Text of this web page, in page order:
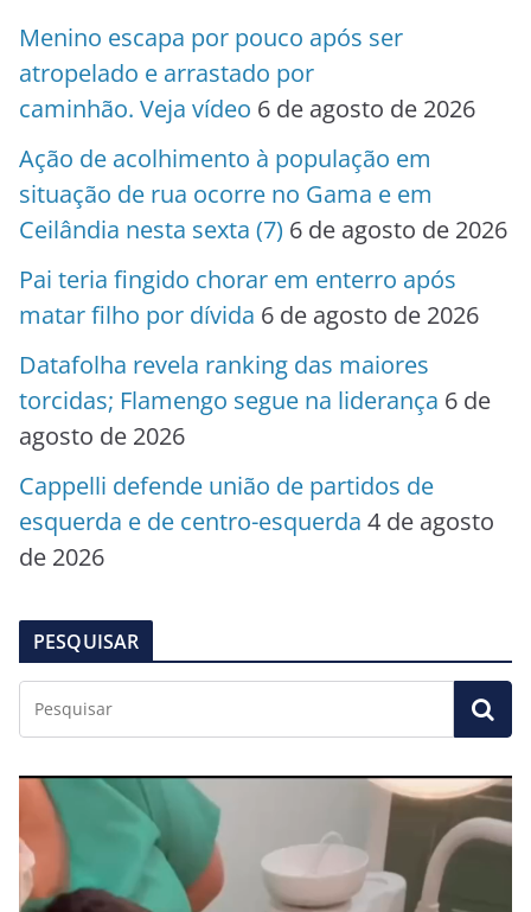
Menino escapa por pouco após ser
atropelado e arrastado por
caminhão. Veja vídeo 6 de agosto de 2026
Ação de acolhimento à população em
situação de rua ocorre no Gama e em
Ceilândia nesta sexta (7) 6 de agosto de 2026
Pai teria fingido chorar em enterro após
matar filho por dívida 6 de agosto de 2026
Datafolha revela ranking das maiores
torcidas; Flamengo segue na liderança 6 de
agosto de 2026
Cappelli defende união de partidos de
esquerda e de centro-esquerda 4 de agosto
de 2026
PESQUISAR